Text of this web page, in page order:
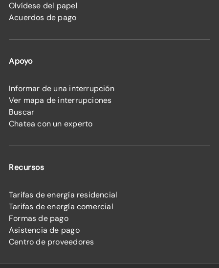
Olvídese del papel
Acuerdos de pago
Apoyo
Informar de una interrupción
Ver mapa de interrupciones
Buscar
Chatea con un experto
Recursos
Tarifas de energía residencial
Tarifas de energía comercial
Formas de pago
Asistencia de pago
Centro de proveedores